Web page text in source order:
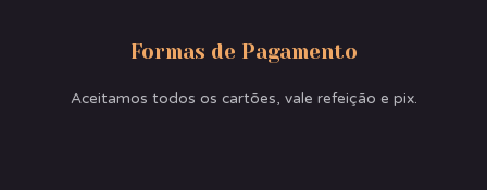
Formas de Pagamento
Aceitamos todos os cartões, vale refeição e pix.